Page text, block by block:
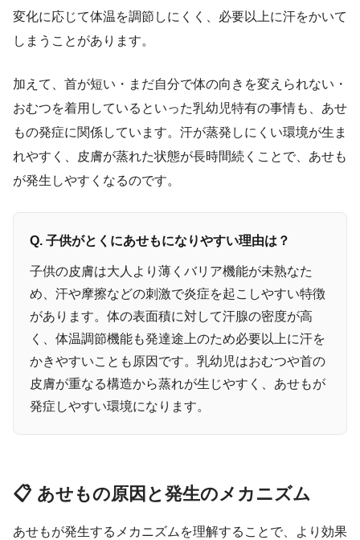
変化に応じて体温を調節しにくく、必要以上に汗をかいて
しまうことがあります。
加えて、首が短い・まだ自分で体の向きを変えられない・
おむつを着用しているといった乳幼児特有の事情も、あせ
もの発症に関係しています。汗が蒸発しにくい環境が生ま
れやすく、皮膚が蒸れた状態が長時間続くことで、あせも
が発生しやすくなるのです。
Q. 子供がとくにあせもになりやすい理由は？
子供の皮膚は大人より薄くバリア機能が未熟なた
め、汗や摩擦などの刺激で炎症を起こしやすい特徴
があります。体の表面積に対して汗腺の密度が高
く、体温調節機能も発達途上のため必要以上に汗を
かきやすいことも原因です。乳幼児はおむつや首の
皮膚が重なる構造から蒸れが生じやすく、あせもが
発症しやすい環境になります。
📋 あせもの原因と発生のメカニズム
あせもが発生するメカニズムを理解することで、より効果